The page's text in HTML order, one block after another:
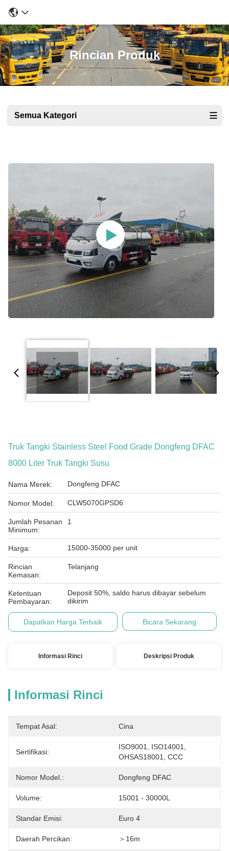
Rincian Produk
Semua Kategori
Truk Tangki Stainless Steel Food Grade Dongfeng DFAC
8000 Liter Truk Tangki Susu
Nama Merek: Dongfeng DFAC
Nomor Model: CLW5070GPSD6
Jumlah Pesanan
Minimum:
1
Harga: 15000-35000 per unit
Rincian
Kemasan:
Telanjang
Ketentuan
Pembayaran:
Deposit 50%, saldo harus dibayar sebelum
dikirim
Dapatkan Harga Terbaik Bicara Sekarang
Informasi Rinci Deskripsi Produk
Informasi Rinci
Tempat Asal: Cina
Sertifikasi:
ISO9001, ISO14001,
OHSAS18001, CCC
Nomor Model.: Dongfeng DFAC
Volume: 15001 - 30000L
Standar Emisi: Euro 4
Daerah Percikan: ＞16m